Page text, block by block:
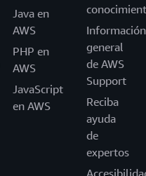
Java en
AWS
PHP en
AWS
JavaScript
en AWS
Información
general
de AWS
Support
Reciba
ayuda
de
expertos